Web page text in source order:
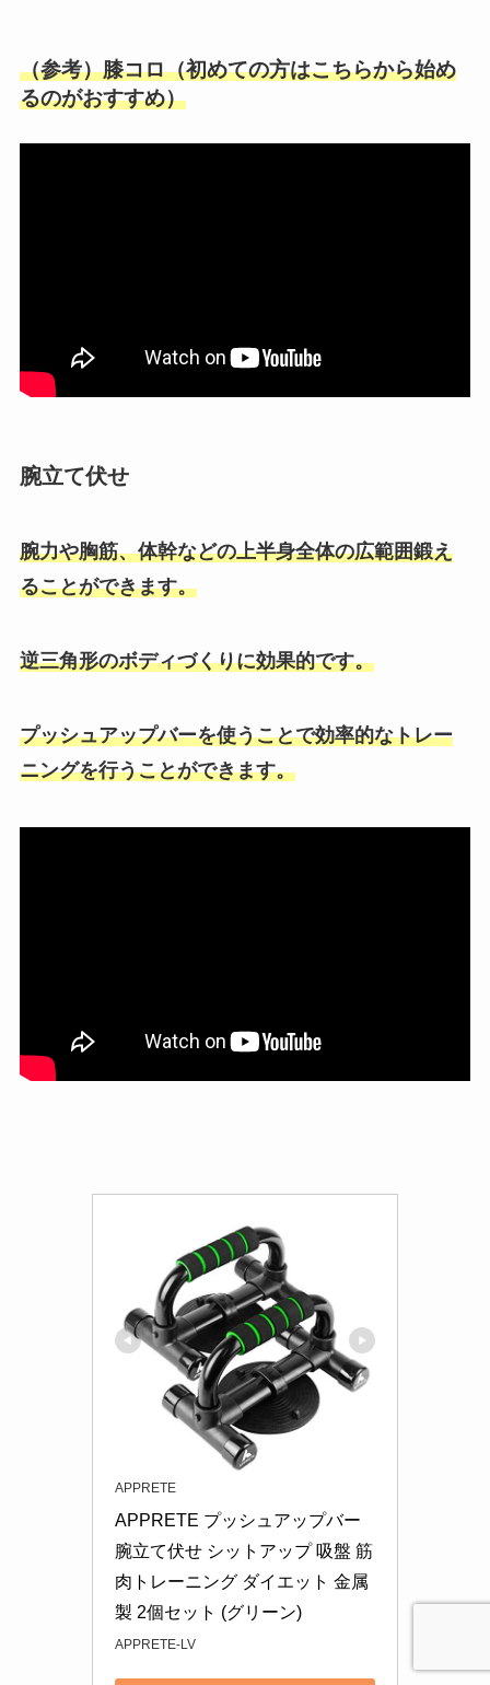
（参考）膝コロ（初めての方はこちらから始め
るのがおすすめ）
腕立て伏せ
腕力や胸筋、体幹などの上半身全体の広範囲鍛え
ることができます。
逆三角形のボディづくりに効果的です。
プッシュアップバーを使うことで効率的なトレー
ニングを行うことができます。
APPRETE
APPRETE プッシュアップバー
腕立て伏せ シットアップ 吸盤 筋
肉トレーニング ダイエット 金属
製 2個セット (グリーン)
APPRETE-LV